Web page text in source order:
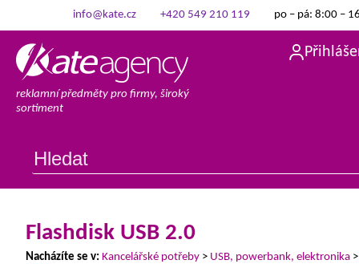
info@kate.cz +420 549 210 119 po – pá: 8:00 –
reklamní předměty pro firmy, široký
sortiment
Flashdisk USB 2.0
Nacházíte se v: Kancelářské potřeby > USB, powerbank, elektronika